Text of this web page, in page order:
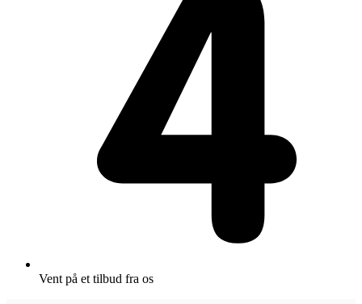
Vent på et tilbud fra os